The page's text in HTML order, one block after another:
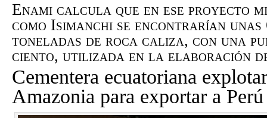
Enami calcula que en ese proyecto
como Isimanchi se encontrarían
toneladas de roca caliza, con una
ciento, utilizada en la elaboración
Cementera ecuatoriana
Amazonia para exportar a